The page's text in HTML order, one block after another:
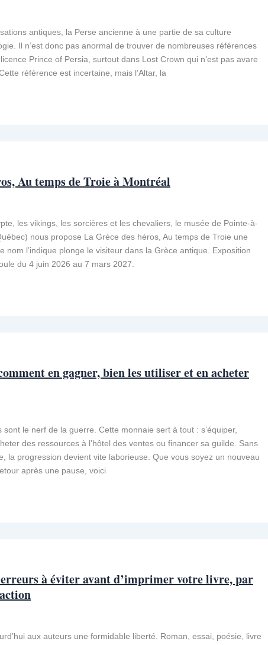
antiques, la Perse ancienne à une partie de sa culture
Il n’est donc pas anormal de trouver de nombreuses références
Prince of Persia, surtout dans Lost Crown qui n’est pas avare
référence est incertaine, mais l’Altar, la
Au temps de Troie à Montréal
les vikings, les sorcières et les chevaliers, le musée de Pointe-à-
nous propose La Grèce des héros, Au temps de Troie une
nom l’indique plonge le visiteur dans la Grèce antique. Exposition
du 4 juin 2026 au 7 mars 2027.
en gagner, bien les utiliser et en acheter
sont le nerf de la guerre. Cette monnaie sert à tout : s’équiper,
des ressources à l’hôtel des ventes ou financer sa guilde. Sans
la progression devient vite laborieuse. Que vous soyez un nouveau
après une pause, voici
à éviter avant d’imprimer votre livre, par
aux auteurs une formidable liberté. Roman, essai, poésie, livre